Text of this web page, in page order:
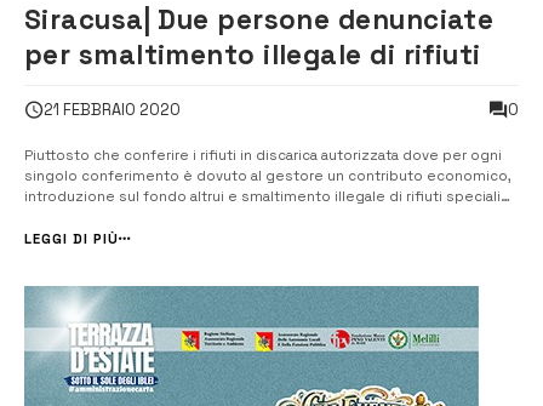
Siracusa| Due persone denunciate
per smaltimento illegale di rifiuti
21 FEBBRAIO 2020 0
Piuttosto che conferire i rifiuti in discarica autorizzata dove per ogni
singolo conferimento è dovuto al gestore un contributo economico,
introduzione sul fondo altrui e smaltimento illegale di rifiuti speciali
mirati servizi rivolti alla prevenzione e repressione dei rea...
LEGGI DI PIÙ